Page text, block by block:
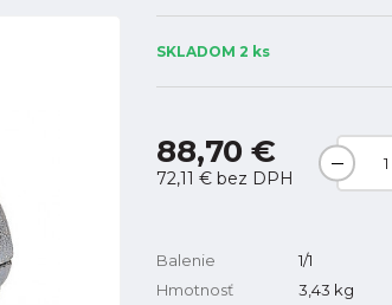
SKLADOM 2 ks
88,70 €
72,11 € bez DPH
Balenie
1/1
Hmotnosť
3,43 kg